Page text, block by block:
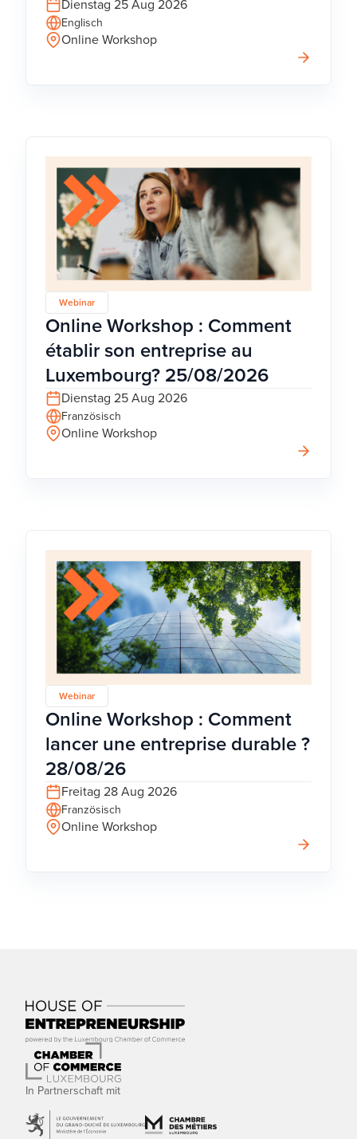
Dienstag 25 Aug 2026
Englisch
Online Workshop
Webinar
Online Workshop : Comment
établir son entreprise au
Luxembourg? 25/08/2026
Dienstag 25 Aug 2026
Französisch
Online Workshop
Webinar
Online Workshop : Comment
lancer une entreprise durable ?
28/08/26
Freitag 28 Aug 2026
Französisch
Online Workshop
In Partnerschaft mit